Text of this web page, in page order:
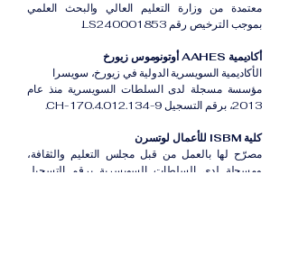
معتمدة من وزارة التعليم العالي والبحث العلمي
بموجب الترخيص رقم LS240001853.
أكاديمية AAHES أوتونوموس زيورخ
الأكاديمية السويسرية الدولية في زيورخ، سويسرا
مؤسسة مسجلة لدى السلطات السويسرية منذ عام
2013، برقم التسجيل CH-170.4.012.134-9.
كلية ISBM للأعمال لوتسرن
مصرّح لها بالعمل من قبل مجلس التعليم والثقافة،
ومسجلة لدى السلطات السويسرية برقم التسجيل